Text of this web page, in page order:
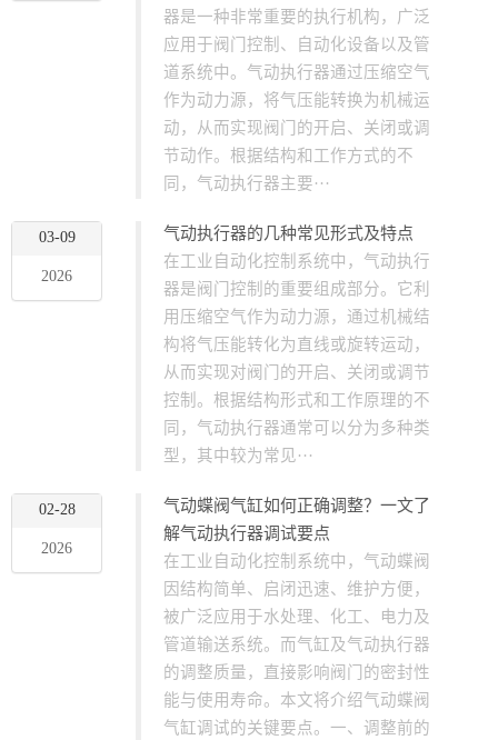
器是一种非常重要的执行机构，广泛
应用于阀门控制、自动化设备以及管
道系统中。气动执行器通过压缩空气
作为动力源，将气压能转换为机械运
动，从而实现阀门的开启、关闭或调
节动作。根据结构和工作方式的不
同，气动执行器主要···
03-09
2026
气动执行器的几种常见形式及特点
在工业自动化控制系统中，气动执行
器是阀门控制的重要组成部分。它利
用压缩空气作为动力源，通过机械结
构将气压能转化为直线或旋转运动，
从而实现对阀门的开启、关闭或调节
控制。根据结构形式和工作原理的不
同，气动执行器通常可以分为多种类
型，其中较为常见···
02-28
2026
气动蝶阀气缸如何正确调整？一文了
解气动执行器调试要点
在工业自动化控制系统中，气动蝶阀
因结构简单、启闭迅速、维护方便，
被广泛应用于水处理、化工、电力及
管道输送系统。而气缸及气动执行器
的调整质量，直接影响阀门的密封性
能与使用寿命。本文将介绍气动蝶阀
气缸调试的关键要点。一、调整前的